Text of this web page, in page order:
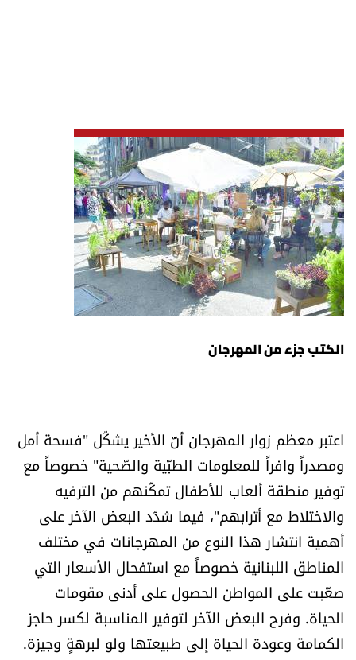
الكتب جزء من المهرجان
اعتبر معظم زوار المهرجان أنّ الأخير يشكّل "فسحة أمل
ومصدراً وافراً للمعلومات الطبّية والصّحية" خصوصاً مع
توفير منطقة ألعاب للأطفال تمكّنهم من الترفيه
والاختلاط مع أترابهم"، فيما شدّد البعض الآخر على
أهمية انتشار هذا النوع من المهرجانات في مختلف
المناطق اللبنانية خصوصاً مع استفحال الأسعار التي
صعّبت على المواطن الحصول على أدنى مقومات
الحياة. وفرح البعض الآخر لتوفير المناسبة لكسر حاجز
الكمامة وعودة الحياة إلى طبيعتها ولو لبرهةٍ وجيزة.